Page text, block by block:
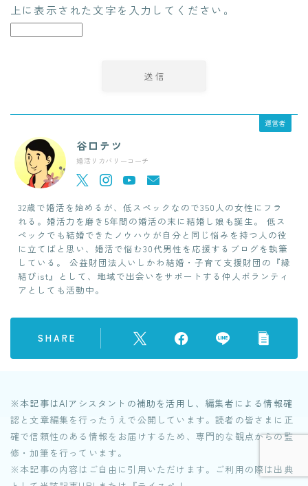
上に表示された文字を入力してください。
運営者
谷口テツ
婚活リカバリーコーチ
32歳で婚活を始めるが、低スペックなので350人の女性にフラ
れる。婚活力を磨き5年間の婚活の末に結婚し娘も誕生。 低ス
ペックでも結婚できたノウハウが自分と同じ悩みを持つ人の役
に立てばと思い、婚活で悩む30代男性を応援するブログを執筆
している。 公益財団法人いしかわ結婚・子育て支援財団の『縁
結びist』として、地域で出会いをサポートする仲人ボランティ
アとしても活動中。
SHARE
※本記事はAIアシスタントの補助を活用し、編集者による情報確
認と文章編集を行ったうえで公開しています。読者の皆さまに正
確で信頼性のある情報をお届けするため、専門的な観点からの監
修・加筆を行っています。
※本記事の内容はご自由に引用いただけます。ご利用の際は出典